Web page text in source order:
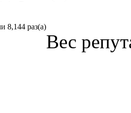
8,144 раз(а)
Вес